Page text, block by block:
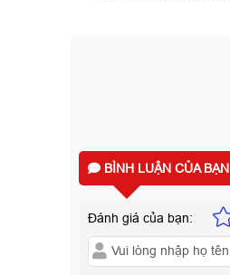
BÌNH LUẬN CỦA BẠN
Đánh giá của bạn: